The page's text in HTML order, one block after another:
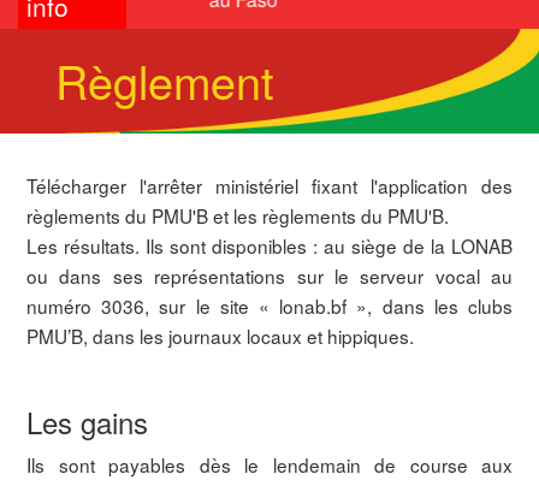
Règlement
Télécharger l'arrêter ministériel fixant l'application des
règlements du PMU'B et les règlements du PMU'B.
Les résultats. Ils sont disponibles : au siège de la LONAB
ou dans ses représentations sur le serveur vocal au
numéro 3036, sur le site « lonab.bf », dans les clubs
PMU’B, dans les journaux locaux et hippiques.
Les gains
Ils sont payables dès le lendemain de course aux